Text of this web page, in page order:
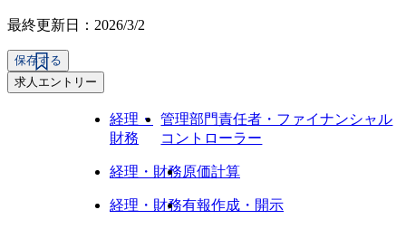
最終更新日：2026/3/2
保存する
求人エントリー
経理・
財務
管理部門責任者・ファイナンシャル
コントローラー
経理・財務原価計算
経理・財務有報作成・開示